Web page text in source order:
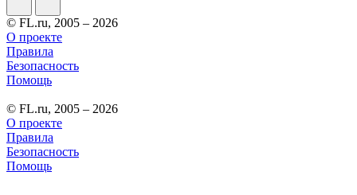
© FL.ru, 2005 – 2026
О проекте
Правила
Безопасность
Помощь
© FL.ru, 2005 – 2026
О проекте
Правила
Безопасность
Помощь